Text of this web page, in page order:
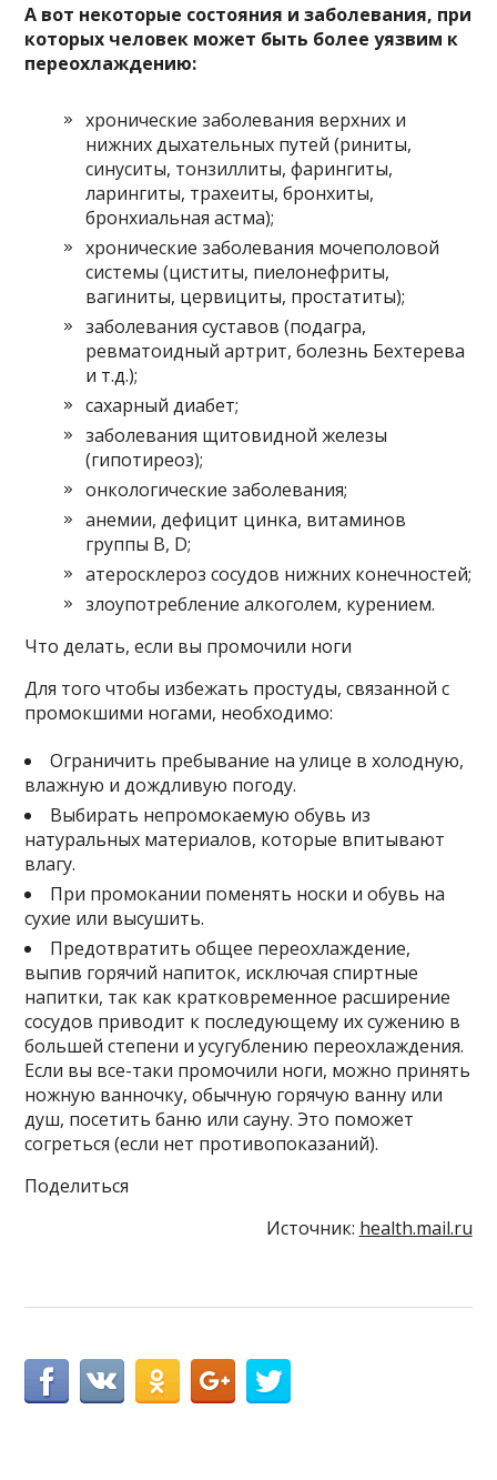
А вот некоторые состояния и заболевания, при
которых человек может быть более уязвим к
переохлаждению:
хронические заболевания верхних и
нижних дыхательных путей (риниты,
синуситы, тонзиллиты, фарингиты,
ларингиты, трахеиты, бронхиты,
бронхиальная астма);
хронические заболевания мочеполовой
системы (циститы, пиелонефриты,
вагиниты, цервициты, простатиты);
заболевания суставов (подагра,
ревматоидный артрит, болезнь Бехтерева
и т.д.);
сахарный диабет;
заболевания щитовидной железы
(гипотиреоз);
онкологические заболевания;
анемии, дефицит цинка, витаминов
группы В, D;
атеросклероз сосудов нижних конечностей;
злоупотребление алкоголем, курением.
Что делать, если вы промочили ноги
Для того чтобы избежать простуды, связанной с
промокшими ногами, необходимо:
Ограничить пребывание на улице в холодную,
влажную и дождливую погоду.
Выбирать непромокаемую обувь из
натуральных материалов, которые впитывают
влагу.
При промокании поменять носки и обувь на
сухие или высушить.
Предотвратить общее переохлаждение,
выпив горячий напиток, исключая спиртные
напитки, так как кратковременное расширение
сосудов приводит к последующему их сужению в
большей степени и усугублению переохлаждения.
Если вы все-таки промочили ноги, можно принять
ножную ванночку, обычную горячую ванну или
душ, посетить баню или сауну. Это поможет
согреться (если нет противопоказаний).
Поделиться
Источник: health.mail.ru